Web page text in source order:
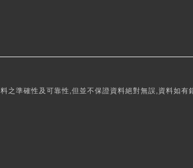
準確性及可靠性,但並不保證資料絕對無誤,資料如有